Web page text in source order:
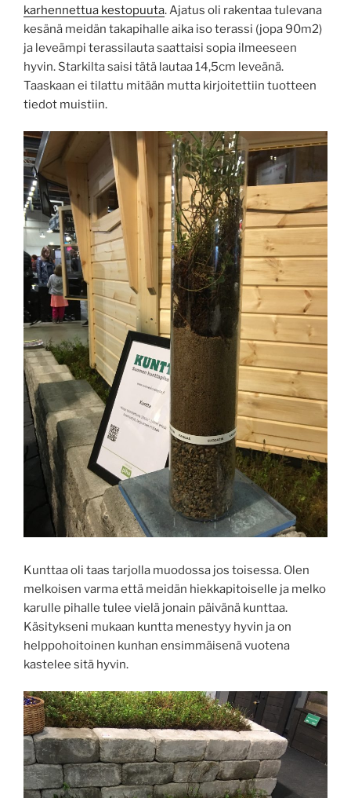
karhennettua kestopuuta. Ajatus oli rakentaa tulevana
kesänä meidän takapihalle aika iso terassi (jopa 90m2)
ja leveämpi terassilauta saattaisi sopia ilmeeseen
hyvin. Starkilta saisi tätä lautaa 14,5cm leveänä.
Taaskaan ei tilattu mitään mutta kirjoitettiin tuotteen
tiedot muistiin.
Kunttaa oli taas tarjolla muodossa jos toisessa. Olen
melkoisen varma että meidän hiekkapitoiselle ja melko
karulle pihalle tulee vielä jonain päivänä kunttaa.
Käsitykseni mukaan kuntta menestyy hyvin ja on
helppohoitoinen kunhan ensimmäisenä vuotena
kastelee sitä hyvin.